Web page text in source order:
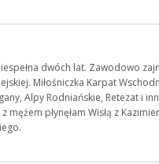
dwóch lat. Zawodowo
Miłośniczka Karpat
Alpy Rodniańskie, Retezat i
płynęłam Wisłą z